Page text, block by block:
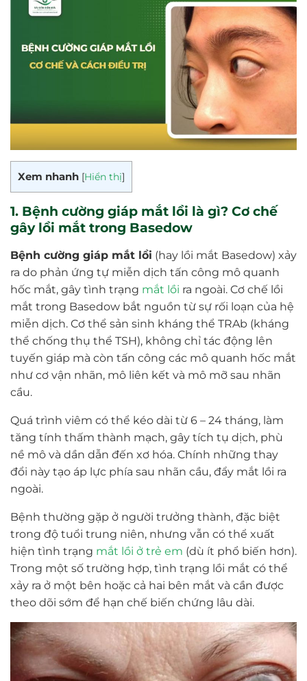
Xem nhanh [Hiển thị]
1. Bệnh cường giáp mắt lồi là gì? Cơ chế
gây lồi mắt trong Basedow
Bệnh cường giáp mắt lồi (hay lồi mắt Basedow) xảy
ra do phản ứng tự miễn dịch tấn công mô quanh
hốc mắt, gây tình trạng mắt lồi ra ngoài. Cơ chế lồi
mắt trong Basedow bắt nguồn từ sự rối loạn của hệ
miễn dịch. Cơ thể sản sinh kháng thể TRAb (kháng
thể chống thụ thể TSH), không chỉ tác động lên
tuyến giáp mà còn tấn công các mô quanh hốc mắt
như cơ vận nhãn, mô liên kết và mô mỡ sau nhãn
cầu.
Quá trình viêm có thể kéo dài từ 6 – 24 tháng, làm
tăng tính thấm thành mạch, gây tích tụ dịch, phù
nề mô và dần dẫn đến xơ hóa. Chính những thay
đổi này tạo áp lực phía sau nhãn cầu, đẩy mắt lồi ra
ngoài.
Bệnh thường gặp ở người trưởng thành, đặc biệt
trong độ tuổi trung niên, nhưng vẫn có thể xuất
hiện tình trạng mắt lồi ở trẻ em (dù ít phổ biến hơn).
Trong một số trường hợp, tình trạng lồi mắt có thể
xảy ra ở một bên hoặc cả hai bên mắt và cần được
theo dõi sớm để hạn chế biến chứng lâu dài.